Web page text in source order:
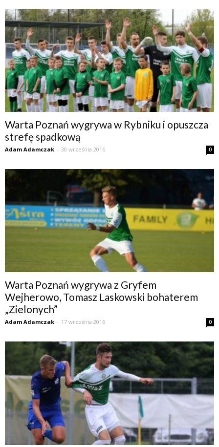
Warta Poznań wygrywa w Rybniku i opuszcza
strefę spadkową
Adam Adamczak - 30 września 2016 0
Warta Poznań wygrywa z Gryfem
Wejherowo, Tomasz Laskowski bohaterem
„Zielonych”
Adam Adamczak - 17 września 2016 0